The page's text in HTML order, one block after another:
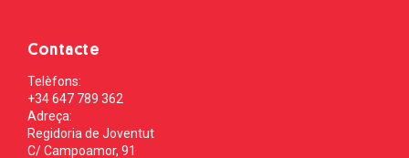
Contacte
Telèfons:
+34 647 789 362
Adreça:
Regidoria de Joventut
C/ Campoamor, 91